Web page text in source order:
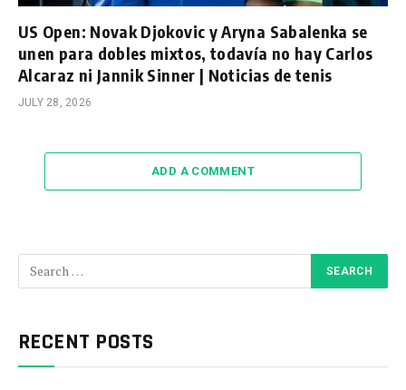
US Open: Novak Djokovic y Aryna Sabalenka se
unen para dobles mixtos, todavía no hay Carlos
Alcaraz ni Jannik Sinner | Noticias de tenis
JULY 28, 2026
ADD A COMMENT
RECENT POSTS